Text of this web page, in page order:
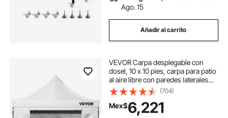
Ago. 15
Añadir al carrito
VEVOR Carpa desplegable con
dosel, 10 x 10 pies, carpa para patio
al aire libre con paredes laterales
extraíbles y bolsa con ruedas,
refugio instantáneo impermeable
resistente a los rayos UV para fies
(704)
Mex$6,221